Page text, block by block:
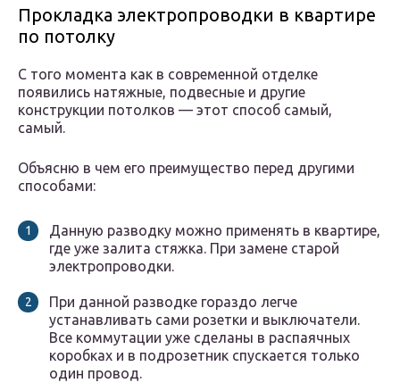
Прокладка электропроводки в квартире
по потолку
С того момента как в современной отделке
появились натяжные, подвесные и другие
конструкции потолков — этот способ самый,
самый.
Объясню в чем его преимущество перед другими
способами:
Данную разводку можно применять в квартире,
где уже залита стяжка. При замене старой
электропроводки.
При данной разводке гораздо легче
устанавливать сами розетки и выключатели.
Все коммутации уже сделаны в распаячных
коробках и в подрозетник спускается только
один провод.